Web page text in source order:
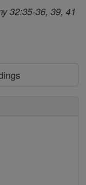
32:35-36, 39, 41